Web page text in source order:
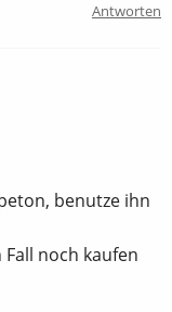
Antworten
benutze ihn
noch kaufen